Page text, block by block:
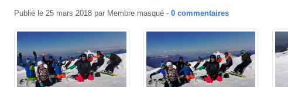
Publié le 25 mars 2018 par Membre masqué - 0 commentaires